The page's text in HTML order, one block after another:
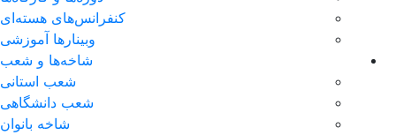
کنفرانس‌های هسته‌ای
وبینارها آموزشی
شاخه‌ها و شعب
شعب استانی
شعب دانشگاهی
شاخه بانوان